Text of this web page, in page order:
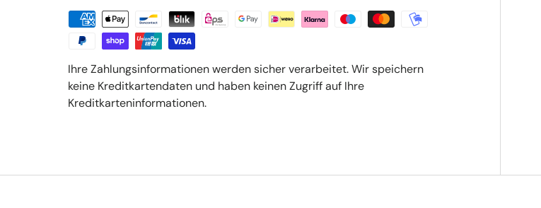
Ihre Zahlungsinformationen werden sicher verarbeitet. Wir speichern
keine Kreditkartendaten und haben keinen Zugriff auf Ihre
Kreditkarteninformationen.